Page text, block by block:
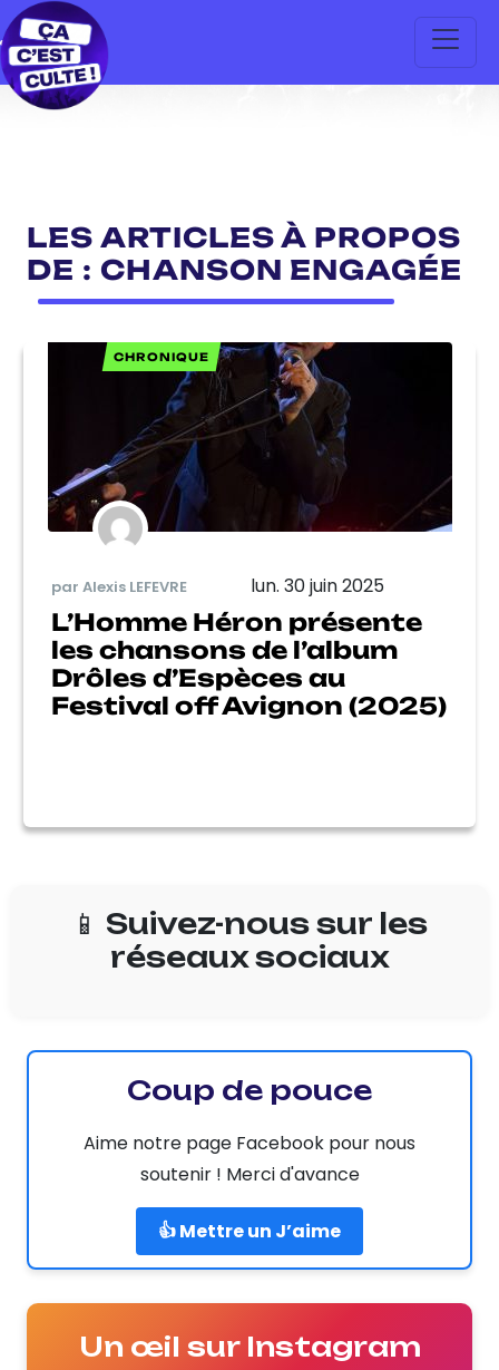
LES ARTICLES À PROPOS
DE : CHANSON ENGAGÉE
CHRONIQUE
par Alexis LEFEVRE lun. 30 juin 2025
L’Homme Héron présente
les chansons de l’album
Drôles d’Espèces au
Festival off Avignon (2025)
📱 Suivez-nous sur les
réseaux sociaux
Coup de pouce
Aime notre page Facebook pour nous
soutenir ! Merci d'avance
👍 Mettre un J’aime
Un œil sur Instagram